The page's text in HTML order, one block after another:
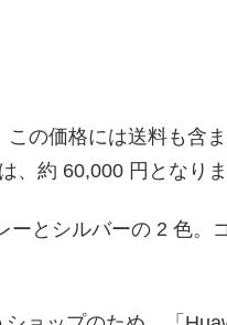
の価格には送料も含
、約 60,000 円となりま
とシルバーの 2 色。